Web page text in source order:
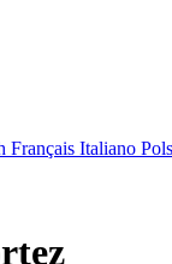
Français Italiano